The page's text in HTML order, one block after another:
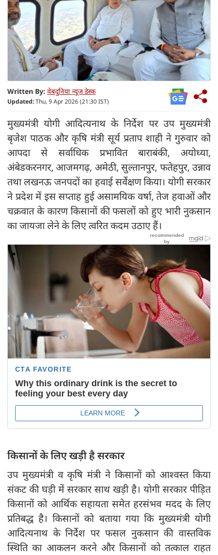
Written By: वेबदुनिया न्यूज डेस्क
Updated:Thu, 9 Apr 2026 (21:30 IST)
मुख्यमंत्री योगी आदित्यनाथ के निर्देश पर उप मुख्यमंत्री
बृजेश पाठक और कृषि मंत्री सूर्य प्रताप शाही ने गुरुवार को
आपदा से सर्वाधिक प्रभावित बाराबंकी, अयोध्या,
अंबेडकरनगर, आजमगढ़, अमेठी, सुल्तानपुर, फतेहपुर, उन्नाव
तथा लखनऊ जनपदों का हवाई सर्वेक्षण किया। योगी सरकार
ने प्रदेश में इस सप्ताह हुई असामयिक वर्षा, तेज हवाओं और
चक्रवात के कारण किसानों की फसलों को हुए भारी नुकसान
का जायजा लेने के लिए त्वरित कदम उठाए हैं।
किसानों के लिए खड़ी है सरकार
उप मुख्यमंत्री व कृषि मंत्री ने किसानों को आश्वस्त किया
संकट की घड़ी में सरकार साथ खड़ी है। योगी सरकार पीड़ित
किसानों को आर्थिक सहायता समेत हरसंभव मदद के लिए
प्रतिबद्ध है। किसानों को बताया गया कि मुख्यमंत्री योगी
आदित्यनाथ के निर्देश पर फसल नुकसान की वास्तविक
स्थिति का आकलन करने और किसानों को तत्काल राहत